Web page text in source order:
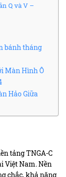
Q và V –
bánh tháng
Màn Hình Ô
Hảo Giữa
tảng TNGA-C
Việt Nam. Nền
chắc, khả năng